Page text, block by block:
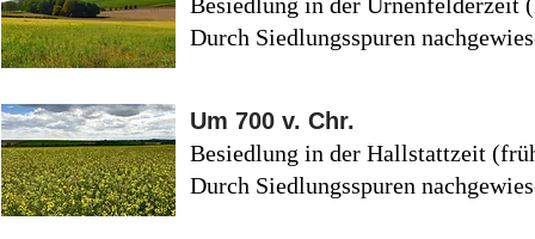
Durch Siedlungsspuren
Um 700 v. Chr.
Besiedlung in der Hallstattzeit
Durch Siedlungsspuren